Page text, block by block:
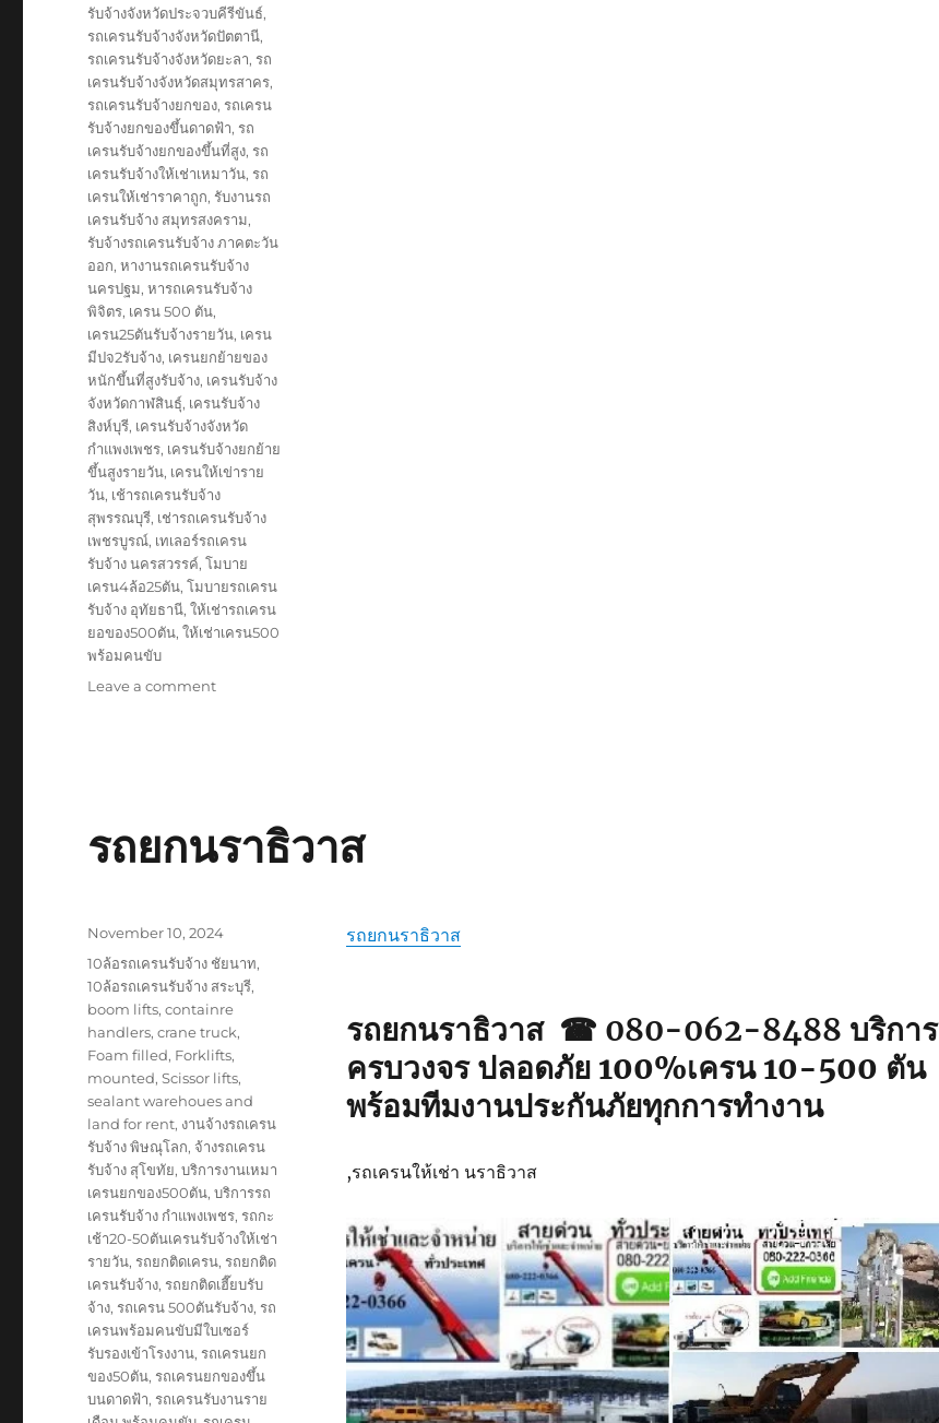
รับจ้างจังหวัดประจวบคีรีขันธ์,
รถเครนรับจ้างจังหวัดปัตตานี,
รถเครนรับจ้างจังหวัดยะลา,รถ
เครนรับจ้างจังหวัดสมุทรสาคร,
รถเครนรับจ้างยกของ,รถเครน
รับจ้างยกของขึ้นดาดฟ้า,รถ
เครนรับจ้างยกของขึ้นที่สูง,รถ
เครนรับจ้างให้เช่าเหมาวัน,รถ
เครนให้เช่าราคาถูก,รับงานรถ
เครนรับจ้าง สมุทรสงคราม,
รับจ้างรถเครนรับจ้าง ภาคตะวัน
ออก,หางานรถเครนรับจ้าง
นครปฐม,หารถเครนรับจ้าง
พิจิตร, เครน 500 ตัน,
เครน25ตันรับจ้างรายวัน, เครน
มีปจ2รับจ้าง, เครนยกย้ายของ
หนักขึ้นที่สูงรับจ้าง, เครนรับจ้าง
จังหวัดกาฬสินธุ์, เครนรับจ้าง
สิงห์บุรี, เครนรับจ้างจังหวัด
กำแพงเพชร, เครนรับจ้างยกย้าย
ขึ้นสูงรายวัน, เครนให้เข่าราย
วัน, เช้ารถเครนรับจ้าง
สุพรรณบุรี, เช่ารถเครนรับจ้าง
เพชรบูรณ์, เทเลอร์รถเครน
รับจ้าง นครสวรรค์,โมบาย
เครน4ล้อ25ตัน,โมบายรถเครน
รับจ้าง อุทัยธานี,ให้เช่ารถเครน
ยอของ500ตัน,ให้เช่าเครน500
พร้อมคนขับ
Leave a commenton
รถยกนราธิวาส
รถยกนราธิวาส
รถยกนราธิวาส ☎ 080-062-8488 บริการ
ครบวงจร ปลอดภัย 100%เครน 10-500 ตัน
พร้อมทีมงานประกันภัยทุกการทำงาน
,รถเครนให้เช่า นราธิวาส
Posted
November 10, 2024
Tags
10ล้อรถเครนรับจ้าง ชัยนาท,
10ล้อรถเครนรับจ้าง สระบุรี,
boom lifts,containre
handlers,crane truck,
Foam filled, Forklifts,
mounted,Scissor lifts,
sealant warehoues and
land for rent, งานจ้างรถเครน
รับจ้าง พิษณุโลก, จ้างรถเครน
รับจ้าง สุโขทัย,บริการงานเหมา
เครนยกของ500ตัน,บริการรถ
เครนรับจ้าง กำแพงเพชร,รถกะ
เช้า20-50ตันเครนรับจ้างให้เช่า
รายวัน,รถยกติดเครน,รถยกติด
เครนรับจ้าง,รถยกติดเฮี๊ยบรับ
จ้าง,รถเครน 500ตันรับจ้าง,รถ
เครนพร้อมคนขับมีใบเซอร์
รับรองเข้าโรงงาน,รถเครนยก
ของ50ตัน,รถเครนยกของขึ้น
บนดาดฟ้า,รถเครนรับงานราย